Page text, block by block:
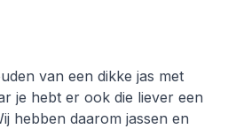
van een dikke jas met
je hebt er ook die liever een
hebben daarom jassen en